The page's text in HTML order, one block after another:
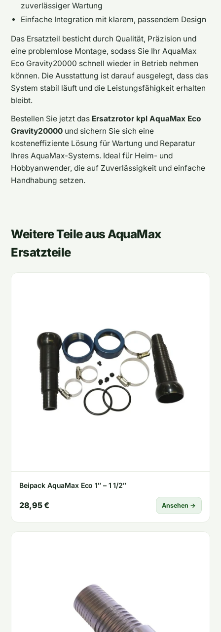
zuverlässiger Wartung
Einfache Integration mit klarem, passendem Design
Das Ersatzteil besticht durch Qualität, Präzision und
eine problemlose Montage, sodass Sie Ihr AquaMax
Eco Gravity20000 schnell wieder in Betrieb nehmen
können. Die Ausstattung ist darauf ausgelegt, dass das
System stabil läuft und die Leistungsfähigkeit erhalten
bleibt.
Bestellen Sie jetzt das Ersatzrotor kpl AquaMax Eco
Gravity20000 und sichern Sie sich eine
kosteneffiziente Lösung für Wartung und Reparatur
Ihres AquaMax-Systems. Ideal für Heim- und
Hobbyanwender, die auf Zuverlässigkeit und einfache
Handhabung setzen.
Weitere Teile aus AquaMax
Ersatzteile
Beipack AquaMax Eco 1″ – 1 1/2″
28,95 € Ansehen →